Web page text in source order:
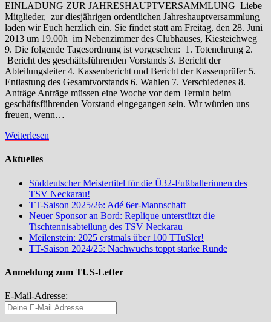
EINLADUNG ZUR JAHRESHAUPTVERSAMMLUNG Liebe
Mitglieder, zur diesjährigen ordentlichen Jahreshauptversammlung
laden wir Euch herzlich ein. Sie findet statt am Freitag, den 28. Juni
2013 um 19.00h im Nebenzimmer des Clubhauses, Kiesteichweg
9. Die folgende Tagesordnung ist vorgesehen: 1. Totenehrung 2.
Bericht des geschäftsführenden Vorstands 3. Bericht der
Abteilungsleiter 4. Kassenbericht und Bericht der Kassenprüfer 5.
Entlastung des Gesamtvorstands 6. Wahlen 7. Verschiedenes 8.
Anträge Anträge müssen eine Woche vor dem Termin beim
geschäftsführenden Vorstand eingegangen sein. Wir würden uns
freuen, wenn…
Weiterlesen
Aktuelles
Süddeutscher Meistertitel für die Ü32-Fußballerinnen des
TSV Neckarau!
TT-Saison 2025/26: Adé 6er-Mannschaft
Neuer Sponsor an Bord: Replique unterstützt die
Tischtennisabteilung des TSV Neckarau
Meilenstein: 2025 erstmals über 100 TTuSler!
TT-Saison 2024/25: Nachwuchs toppt starke Runde
Anmeldung zum TUS-Letter
E-Mail-Adresse: